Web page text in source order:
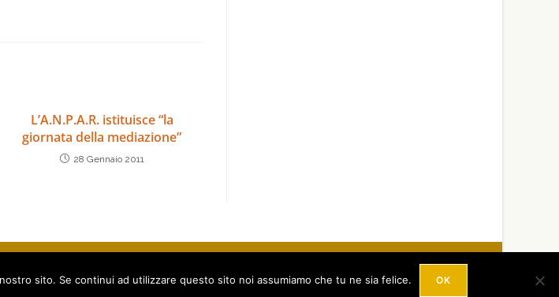
L’A.N.P.A.R. istituisce “la
giornata della mediazione”
28 Gennaio 2011
sito. Se continui ad utilizzare questo sito noi assumiamo che tu ne sia felice. OK